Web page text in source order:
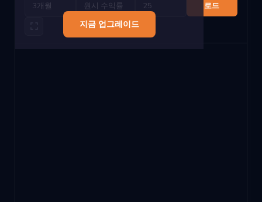
로드
지금 업그레이드